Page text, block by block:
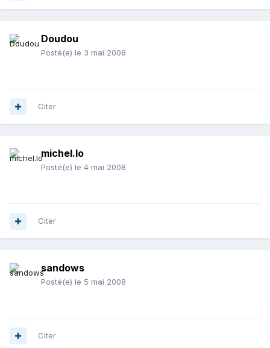
Doudou
Posté(e) le 3 mai 2008
Citer
michel.lo
Posté(e) le 4 mai 2008
Citer
sandows
Posté(e) le 5 mai 2008
Citer